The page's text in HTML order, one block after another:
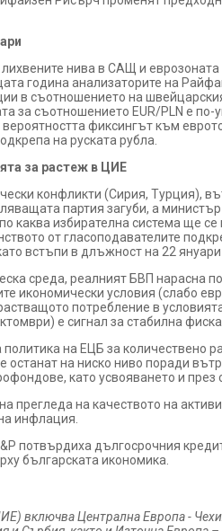
нива в САЩ и
година анализаторите на
в съотношението на
за съотношението EUR/PLN е
фиксингът към
на руската рубла.
за растеж в ЦИЕ
конфликти (Сирия, Турция),
партия загуби, а
каква избирателна система ще
от гласоподавателите
встъпи в длъжност на 22 януари
среда, реалният БВП нарасна
икономически условия (слабо
потребление в
е сигнал за стабилна
на ЕЦБ за количествено
останат на ниско ниво поради
като усвояването и
прегледа на качеството на
инфлация.
потвърдиха дългосрочния
българската икономика.
включва Централна Европа -